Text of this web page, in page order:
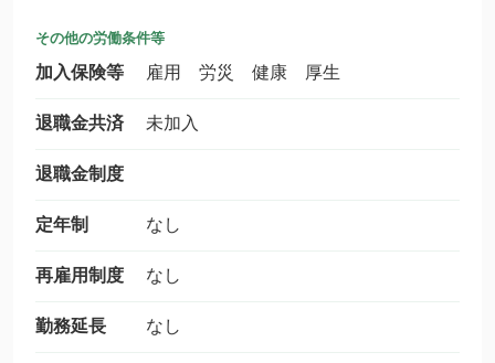
その他の労働条件等
加入保険等 雇用 労災 健康 厚生
退職金共済 未加入
退職金制度
定年制 なし
再雇用制度 なし
勤務延長 なし